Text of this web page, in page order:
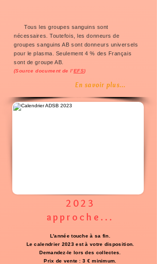
Tous les groupes sanguins sont
nécessaires. Toutefois, les donneurs de
groupes sanguins AB sont donneurs universels
pour le plasma. Seulement 4 % des Français
sont de groupe AB
(Source document de l’EFS)
En savoir plus...
2023
approche...
L'année touche à sa fin.
Le calendrier 2023 est à votre disposition.
Demandez-le lors des collectes.
Prix de vente : 3 € minimum.